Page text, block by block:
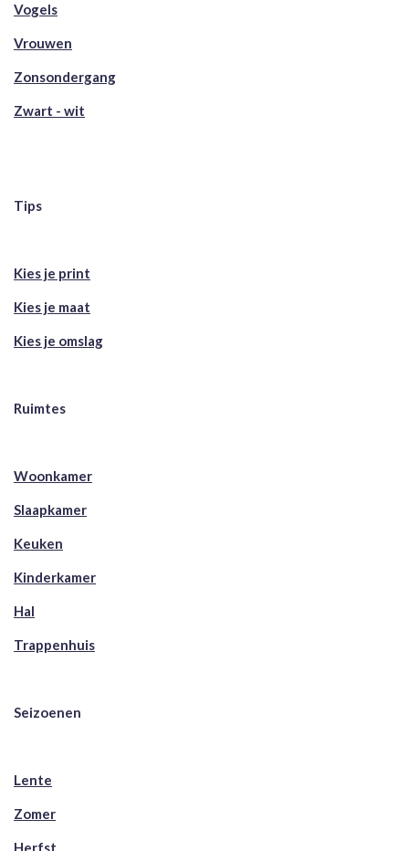
Vogels
Vrouwen
Zonsondergang
Zwart - wit
Tips
Kies je print
Kies je maat
Kies je omslag
Ruimtes
Woonkamer
Slaapkamer
Keuken
Kinderkamer
Hal
Trappenhuis
Seizoenen
Lente
Zomer